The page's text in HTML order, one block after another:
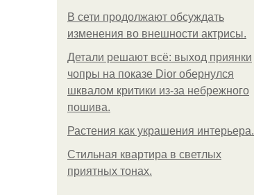
В сети продолжают обсуждать
изменения во внешности актрисы.
Детали решают всё: выход приянки
чопры на показе Dior обернулся
шквалом критики из-за небрежного
пошива.
Растения как украшения интерьера.
Стильная квартира в светлых
приятных тонах.